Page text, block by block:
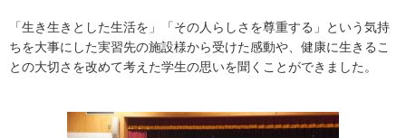
「生き生きとした生活を」「その人らしさを尊重する」という気持
ちを大事にした実習先の施設様から受けた感動や、健康に生きるこ
との大切さを改めて考えた学生の思いを聞くことができました。